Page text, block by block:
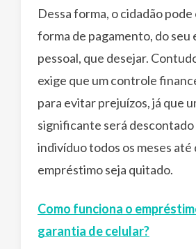
Dessa forma, o cidadão
forma de pagamento, do seu
pessoal, que desejar.
exige que um controle
para evitar prejuízos, já que
significante será descontado
indivíduo todos os meses até
empréstimo seja quitado.
Como funciona o
garantia de celular?